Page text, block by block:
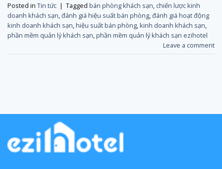
Posted in Tin tức | Tagged bán phòng khách sạn, chiến lược kinh
doanh khách sạn,đánh giá hiệu suất bán phòng,đánh giá hoạt động
kinh doanh khách sạn,hiệu suất bán phòng,kinh doanh khách sạn,
phần mềm quản lý khách sạn,phần mềm quản lý khách sạn ezihotel
Leave a comment